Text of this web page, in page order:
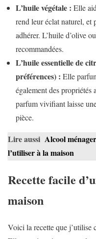
L’huile végétale : Elle
rend leur éclat naturel, et
adhérer. L’huile d’olive
recommandées.
L’huile essentielle de
préférences) : Elle
également des propriétés
parfum vivifiant laisse
pièce.
Lire aussi Alcool
l’utiliser à la maison
Recette facile
maison
Voici la recette que j’utilise